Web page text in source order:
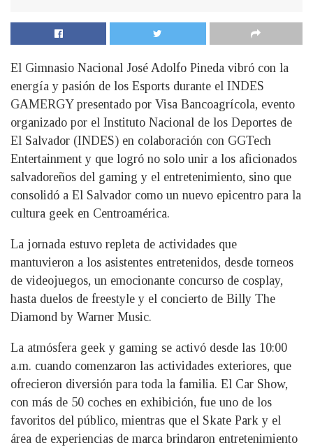
El Gimnasio Nacional José Adolfo Pineda vibró con la
energía y pasión de los Esports durante el INDES
GAMERGY presentado por Visa Bancoagrícola, evento
organizado por el Instituto Nacional de los Deportes de
El Salvador (INDES) en colaboración con GGTech
Entertainment y que logró no solo unir a los aficionados
salvadoreños del gaming y el entretenimiento, sino que
consolidó a El Salvador como un nuevo epicentro para la
cultura geek en Centroamérica.
La jornada estuvo repleta de actividades que
mantuvieron a los asistentes entretenidos, desde torneos
de videojuegos, un emocionante concurso de cosplay,
hasta duelos de freestyle y el concierto de Billy The
Diamond by Warner Music.
La atmósfera geek y gaming se activó desde las 10:00
a.m. cuando comenzaron las actividades exteriores, que
ofrecieron diversión para toda la familia. El Car Show,
con más de 50 coches en exhibición, fue uno de los
favoritos del público, mientras que el Skate Park y el
área de experiencias de marca brindaron entretenimiento